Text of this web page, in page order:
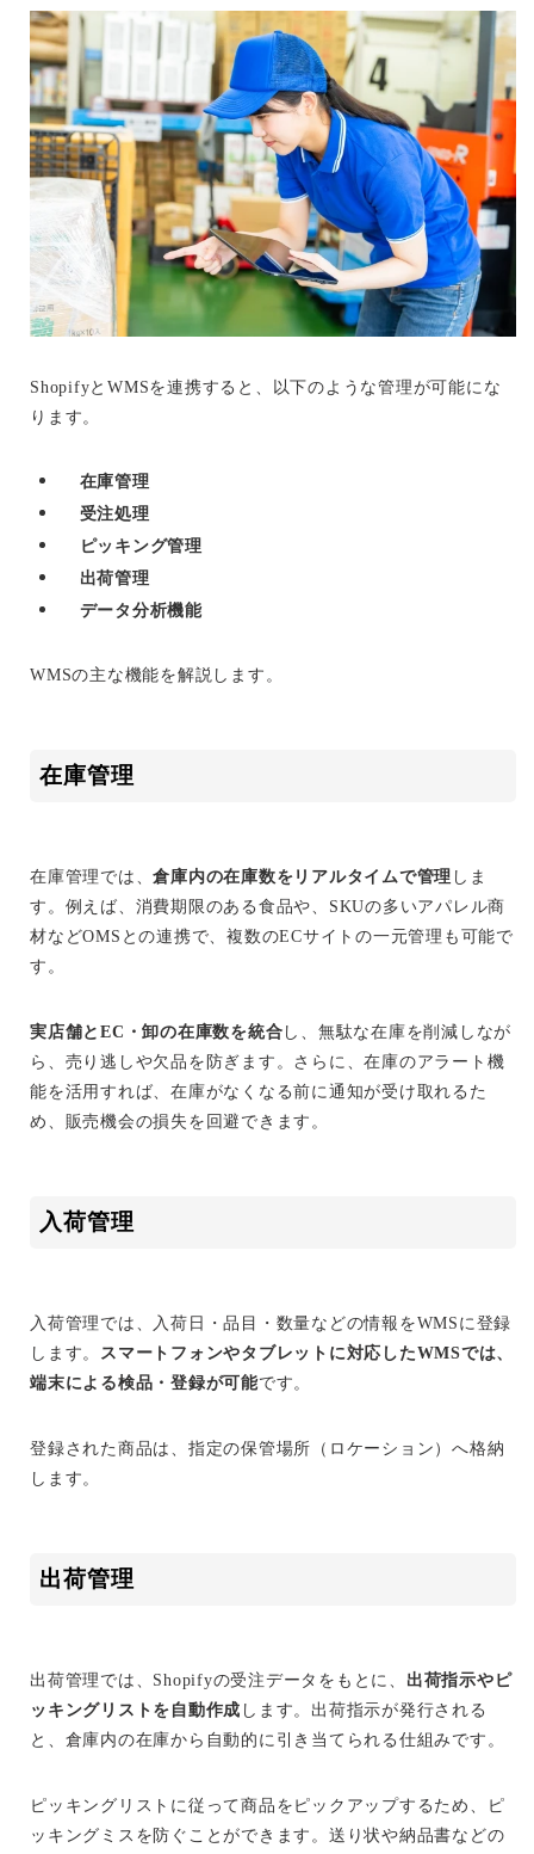
ShopifyとWMSを連携すると、以下のような管理が可能にな
ります。
在庫管理
受注処理
ピッキング管理
出荷管理
データ分析機能
WMSの主な機能を解説します。
在庫管理
在庫管理では、倉庫内の在庫数をリアルタイムで管理 しま
す。例えば、消費期限のある食品や、SKUの多いアパレル商
材などOMSとの連携で、複数のECサイトの一元管理も可能で
す。
実店舗とEC・卸の在庫数を統合 し、無駄な在庫を削減しなが
ら、売り逃しや欠品を防ぎます。さらに、在庫のアラート機
能を活用すれば、在庫がなくなる前に通知が受け取れるた
め、販売機会の損失を回避できます。
入荷管理
入荷管理では、入荷日・品目・数量などの情報をWMSに登録
します。
スマートフォンやタブレットに対応したWMSでは、
端末による検品・登録が可能です。
登録された商品は、指定の保管場所（ロケーション）へ格納
します。
出荷管理
出荷管理では、Shopifyの受注データをもとに、 出荷指示やピ
ッキングリストを自動作成 します。出荷指示が発行される
と、倉庫内の在庫から自動的に引き当てられる仕組みです。
ピッキングリストに従って商品をピックアップするため、ピ
ッキングミスを防ぐことができます。送り状や納品書などの